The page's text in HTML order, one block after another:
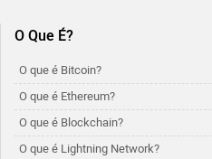
O Que É?
O que é Bitcoin?
O que é Ethereum?
O que é Blockchain?
O que é Lightning Network?